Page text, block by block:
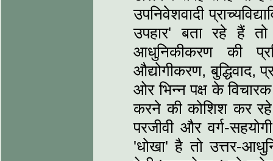
उपनिवेशवादी
उपहार' बता रहे हैं
आधुनिकीकरण की
औद्योगीकरण, बुद्धिवाद,
ओर भिन्‍न पक्ष के
करने की कोशिश कर
परजीवी और वर्ग-
'धोखा' है तो उत्तर-